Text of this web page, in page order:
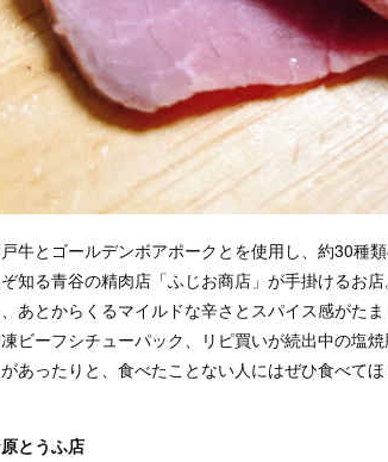
牛とゴールデンボアポークとを使用し、約30種
知る青谷の精肉店「ふじお商店」が手掛けるお
、あとからくるマイルドな辛さとスパイス感がた
ビーフシチューパック、リピ買いが続出中の塩
あったりと、食べたことない人にはぜひ食べてほ
とうふ店